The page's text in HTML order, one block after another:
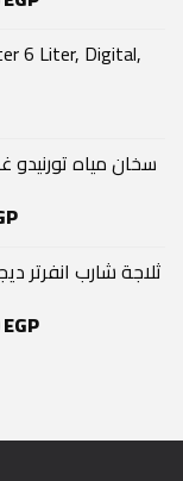
is:
24,000.00 EGP.
6 Liter, Digital,
Current
is:
3,530.00 EGP.
EGPCurrent